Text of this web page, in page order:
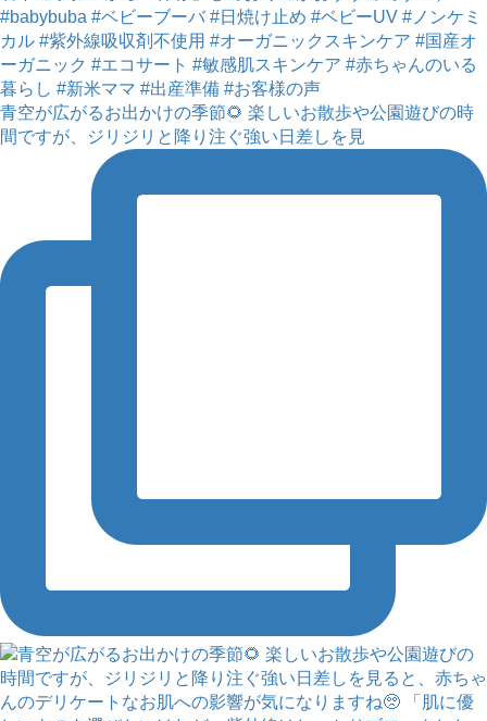
青空が広がるお出かけの季節🌻 楽しいお散歩や公園遊びの時
間ですが、ジリジリと降り注ぐ強い日差しを見